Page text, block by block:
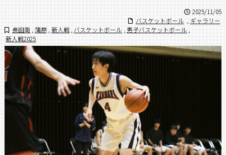
2025/11/05
バスケットボール
ギャラリー
長田南 蒲原 新人戦 バスケットボール 男子バスケットボール
新人戦2025